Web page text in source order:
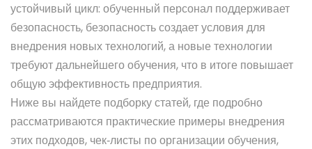
устойчивый цикл: обученный персонал поддерживает
безопасность, безопасность создает условия для
внедрения новых технологий, а новые технологии
требуют дальнейшего обучения, что в итоге повышает
общую эффективность предприятия.
Ниже вы найдете подборку статей, где подробно
рассматриваются практические примеры внедрения
этих подходов, чек‑листы по организации обучения,